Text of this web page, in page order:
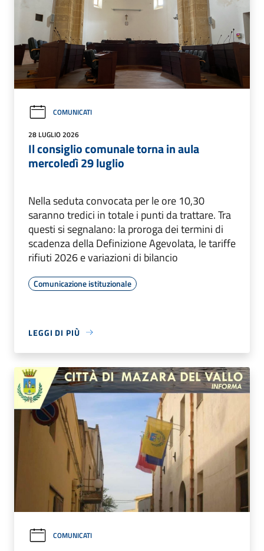
COMUNICATI
28 LUGLIO 2026
Il consiglio comunale torna in aula
mercoledì 29 luglio
Nella seduta convocata per le ore 10,30
saranno tredici in totale i punti da trattare. Tra
questi si segnalano: la proroga dei termini di
scadenza della Definizione Agevolata, le tariffe
rifiuti 2026 e variazioni di bilancio
Comunicazione istituzionale
LEGGI DI PIÙ
COMUNICATI